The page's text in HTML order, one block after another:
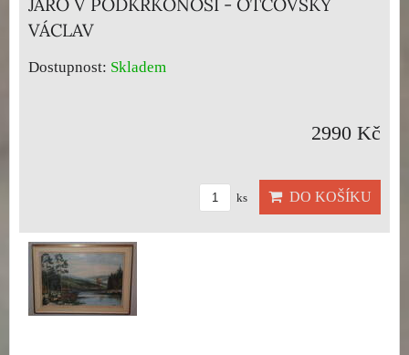
JARO V PODKRKONOŠÍ - OTCOVSKÝ
VÁCLAV
Dostupnost: Skladem
2990 Kč
ks DO KOŠÍKU